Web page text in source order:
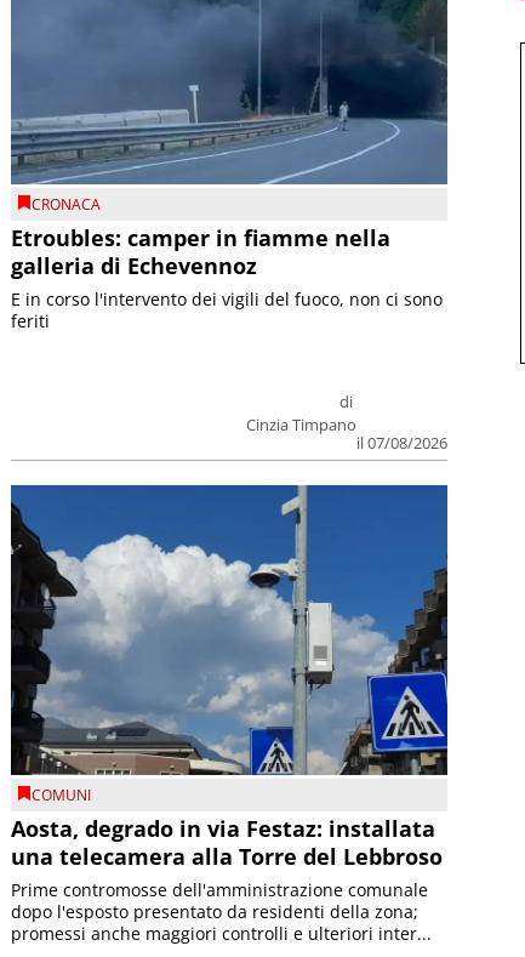
CRONACA
Etroubles: camper in fiamme nella
galleria di Echevennoz
di
Cinzia Timpano
il 07/08/2026
E in corso l'intervento dei vigili del fuoco, non ci sono
feriti
COMUNI
Aosta, degrado in via Festaz: installata
una telecamera alla Torre del Lebbroso
Prime contromosse dell'amministrazione comunale
dopo l'esposto presentato da residenti della zona;
promessi anche maggiori controlli e ulteriori inter...